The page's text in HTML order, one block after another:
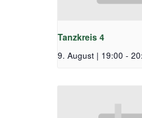
Tanzkreis 4
9. August | 19:00 -